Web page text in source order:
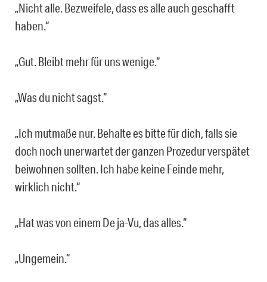
„Nicht alle. Bezweifele, dass es alle auch geschafft
haben.“
„Gut. Bleibt mehr für uns wenige.“
„Was du nicht sagst.“
„Ich mutmaße nur. Behalte es bitte für dich, falls sie
doch noch unerwartet der ganzen Prozedur verspätet
beiwohnen sollten. Ich habe keine Feinde mehr,
wirklich nicht.“
„Hat was von einem De ja-Vu, das alles.“
„Ungemein.“